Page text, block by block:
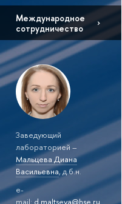
Международное
сотрудничество
Заведующий
лабораторией –
Мальцева Диана
Васильевна, д.б.н.
e-
mail: d.maltseva@hse.ru